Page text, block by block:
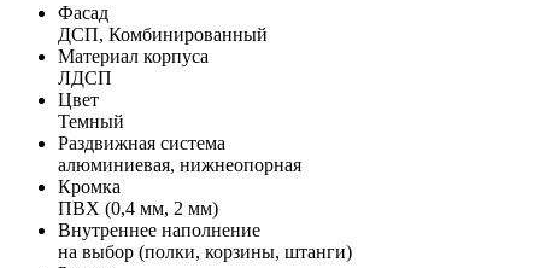
Фасад
ДСП, Комбинированный
Материал корпуса
ЛДСП
Цвет
Темный
Раздвижная система
алюминиевая, нижнеопорная
Кромка
ПВХ (0,4 мм, 2 мм)
Внутреннее наполнение
на выбор (полки, корзины, штанги)